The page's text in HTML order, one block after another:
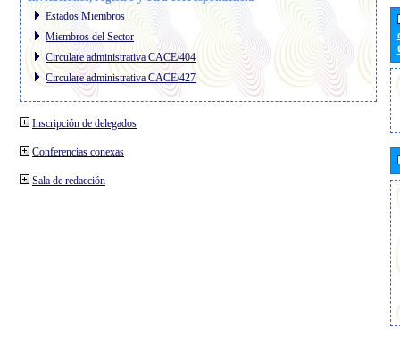
Estados Miembros
Miembros del Sector
Circulare administrativa CACE/404
Circulare administrativa CACE/427
Inscripción de delegados
Conferencias conexas
Sala de redacción